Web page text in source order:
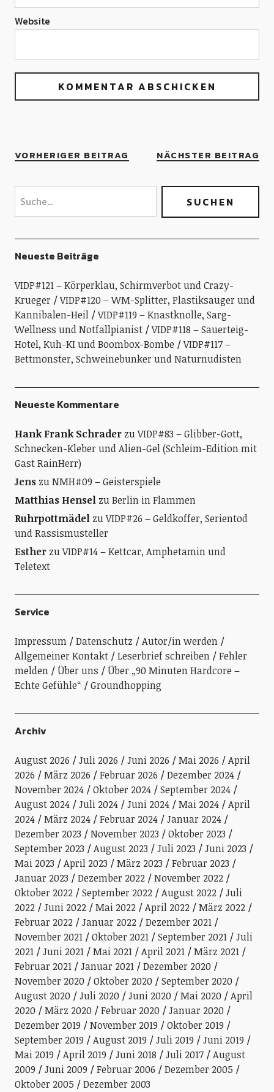
Website
VORHERIGER BEITRAG NÄCHSTER BEITRAG
Neueste Beiträge
VIDP#121 – Körperklau, Schirmverbot und Crazy-
Krueger
VIDP#120 – WM-Splitter, Plastiksauger und
Kannibalen-Heil
VIDP#119 – Knastknolle, Sarg-
Wellness und Notfallpianist
VIDP#118 – Sauerteig-
Hotel, Kuh-KI und Boombox-Bombe
VIDP#117 –
Bettmonster, Schweinebunker und Naturnudisten
Neueste Kommentare
Hank Frank SchraderzuVIDP#83 – Glibber-Gott,
Schnecken-Kleber und Alien-Gel (Schleim-Edition mit
Gast RainHerr)
JenszuNMH#09 – Geisterspiele
Matthias HenselzuBerlin in Flammen
RuhrpottmädelzuVIDP#26 – Geldkoffer, Serientod
und Rassismusteller
EstherzuVIDP#14 – Kettcar, Amphetamin und
Teletext
Service
Impressum Datenschutz
Autor/in werden
Allgemeiner Kontakt
Leserbrief schreiben
Fehler
melden
Über uns
Über „90 Minuten Hardcore –
Echte Gefühle“
Groundhopping
Archiv
August 2026 Juli 2026 Juni 2026 Mai 2026
April
2026
März 2026 Februar 2026
Dezember 2024
November 2024
Oktober 2024
September 2024
August 2024
Juli 2024 Juni 2024 Mai 2024
April
2024
März 2024 Februar 2024
Januar 2024
Dezember 2023
November 2023
Oktober 2023
September 2023
August 2023 Juli 2023
Juni 2023
Mai 2023
April 2023 März 2023
Februar 2023
Januar 2023
Dezember 2022
November 2022
Oktober 2022
September 2022 August 2022
Juli
2022
Juni 2022 Mai 2022 April 2022
März 2022
Februar 2022
Januar 2022
Dezember 2021
November 2021
Oktober 2021 September 2021
Juli
2021
Juni 2021 Mai 2021 April 2021
März 2021
Februar 2021
Januar 2021
Dezember 2020
November 2020
Oktober 2020
September 2020
August 2020
Juli 2020 Juni 2020 Mai 2020
April
2020
März 2020 Februar 2020
Januar 2020
Dezember 2019
November 2019
Oktober 2019
September 2019
August 2019 Juli 2019
Juni 2019
Mai 2019
April 2019 Juni 2018 Juli 2017
August
2009
Juni 2009 Februar 2006
Dezember 2005
Oktober 2005
Dezember 2003